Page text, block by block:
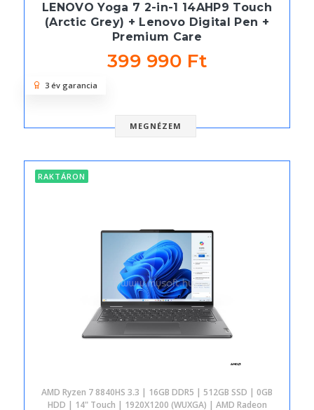
LENOVO Yoga 7 2-in-1 14AHP9 Touch
(Arctic Grey) + Lenovo Digital Pen +
Premium Care
399 990 Ft
MEGNÉZEM
3 év garancia
RAKTÁRON
AMD Ryzen 7 8840HS 3.3 | 16GB DDR5 | 512GB SSD | 0GB
HDD | 14" Touch | 1920X1200 (WUXGA) | AMD Radeon